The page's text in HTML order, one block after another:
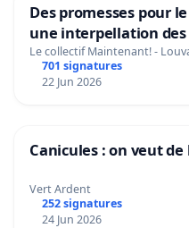
Des promesses pour
une interpellation
climat et de
Le collectif Maintenant! -
701 signatures
22 Jun 2026
Canicules : on veut
Vert Ardent
252 signatures
24 Jun 2026